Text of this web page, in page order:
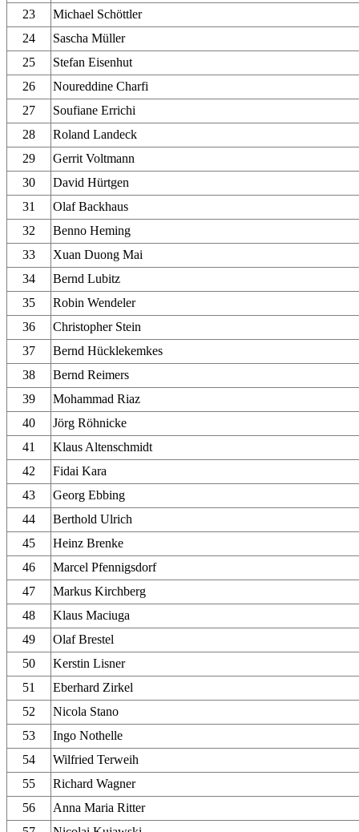
23
Michael Schöttler
24
Sascha Müller
25
Stefan Eisenhut
26
Noureddine Charfi
27
Soufiane Errichi
28
Roland Landeck
29
Gerrit Voltmann
30
David Hürtgen
31
Olaf Backhaus
32
Benno Heming
33
Xuan Duong Mai
34
Bernd Lubitz
35
Robin Wendeler
36
Christopher Stein
37
Bernd Hücklekemkes
38
Bernd Reimers
39
Mohammad Riaz
40
Jörg Röhnicke
41
Klaus Altenschmidt
42
Fidai Kara
43
Georg Ebbing
44
Berthold Ulrich
45
Heinz Brenke
46
Marcel Pfennigsdorf
47
Markus Kirchberg
48
Klaus Maciuga
49
Olaf Brestel
50
Kerstin Lisner
51
Eberhard Zirkel
52
Nicola Stano
53
Ingo Nothelle
54
Wilfried Terweih
55
Richard Wagner
56
Anna Maria Ritter